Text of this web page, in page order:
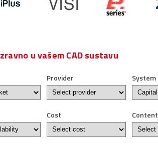
u vašem CAD sustavu
Provider System
Cost Content